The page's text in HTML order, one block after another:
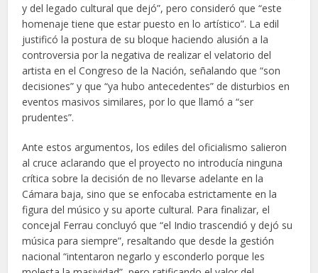
y del legado cultural que dejó”, pero consideró que “este
homenaje tiene que estar puesto en lo artístico”. La edil
justificó la postura de su bloque haciendo alusión a la
controversia por la negativa de realizar el velatorio del
artista en el Congreso de la Nación, señalando que “son
decisiones” y que “ya hubo antecedentes” de disturbios en
eventos masivos similares, por lo que llamó a “ser
prudentes”.
Ante estos argumentos, los ediles del oficialismo salieron
al cruce aclarando que el proyecto no introducía ninguna
crítica sobre la decisión de no llevarse adelante en la
Cámara baja, sino que se enfocaba estrictamente en la
figura del músico y su aporte cultural. Para finalizar, el
concejal Ferrau concluyó que “el Indio trascendió y dejó su
música para siempre”, resaltando que desde la gestión
nacional “intentaron negarlo y esconderlo porque les